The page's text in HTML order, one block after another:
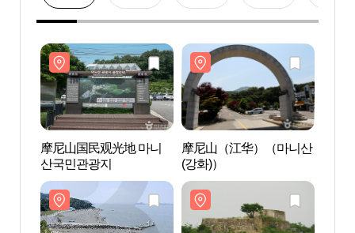
摩尼山国民观光地 마니
산국민관광지
摩尼山（江华）（마니산
(강화)）